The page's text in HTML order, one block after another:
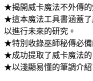
★揭開威卡魔法不外傳的
★這本魔法工具書涵蓋了
以進行未來的研究。
★特別收錄巫師秘傳必
★成功提取了威卡魔法的
★以淺顯易懂的筆調介紹